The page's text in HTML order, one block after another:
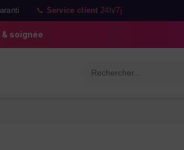
📞 Service client 24h/7j
soignée